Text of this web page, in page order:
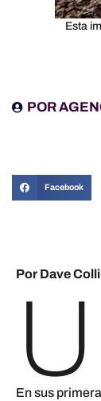
Esta
POR
Facebook
Por Dave
U
En sus